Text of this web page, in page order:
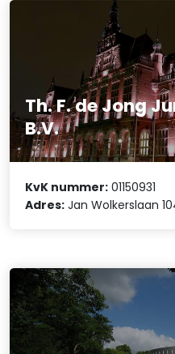
Th. F. de Jong
B.V.
KvK nummer: 01150931
Adres: Jan Wolkerslaan